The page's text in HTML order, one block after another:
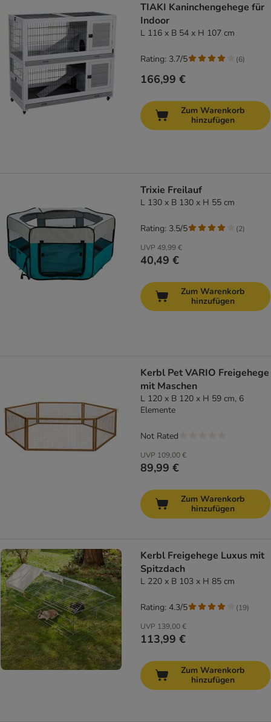
TIAKI Kaninchengehege für
Indoor
L 116 x B 54 x H 107 cm
166,99 €
Rating: 3.7/5 (6)
Zum Warenkorb
hinzufügen
Trixie Freilauf
L 130 x B 130 x H 55 cm
UVP 49,99 €
40,49 €
Rating: 3.5/5 (2)
Zum Warenkorb
hinzufügen
Kerbl Pet VARIO Freigehege
mit Maschen
L 120 x B 120 x H 59 cm, 6
Elemente
UVP 109,00 €
89,99 €
Not Rated
Zum Warenkorb
hinzufügen
Kerbl Freigehege Luxus mit
Spitzdach
L 220 x B 103 x H 85 cm
UVP 139,00 €
113,99 €
Rating: 4.3/5 (19)
Zum Warenkorb
hinzufügen